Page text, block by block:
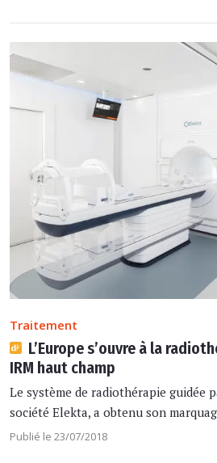
Traitement
L’Europe s’ouvre à la
IRM haut champ
Le système de radiothérapie guidée
société Elekta, a obtenu son
Publié le 23/07/2018